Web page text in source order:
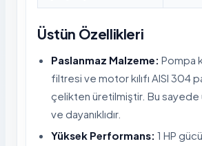
Üstün Özellikleri
Paslanmaz Malzeme: Pompa
filtresi ve motor kılıfı AISI 304
çelikten üretilmiştir. Bu sayede
ve dayanıklıdır.
Yüksek Performans: 1 HP